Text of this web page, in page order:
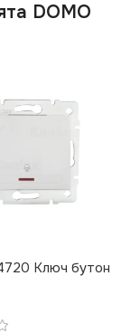
DOMO
Ключ бутон